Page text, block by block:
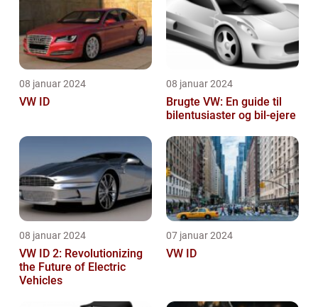
08 januar 2024
VW ID
08 januar 2024
Brugte VW: En guide til
bilentusiaster og bil-ejere
08 januar 2024
VW ID 2: Revolutionizing
the Future of Electric
Vehicles
07 januar 2024
VW ID